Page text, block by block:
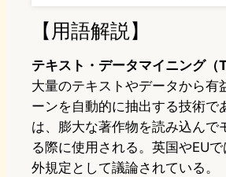
【用語解説】
テキスト・データマイニング（
大量のテキストやデータから有
ーンを自動的に抽出する技術で
は、膨大な著作物を読み込んで
る際に使用される。英国やEU
外規定として議論されている。